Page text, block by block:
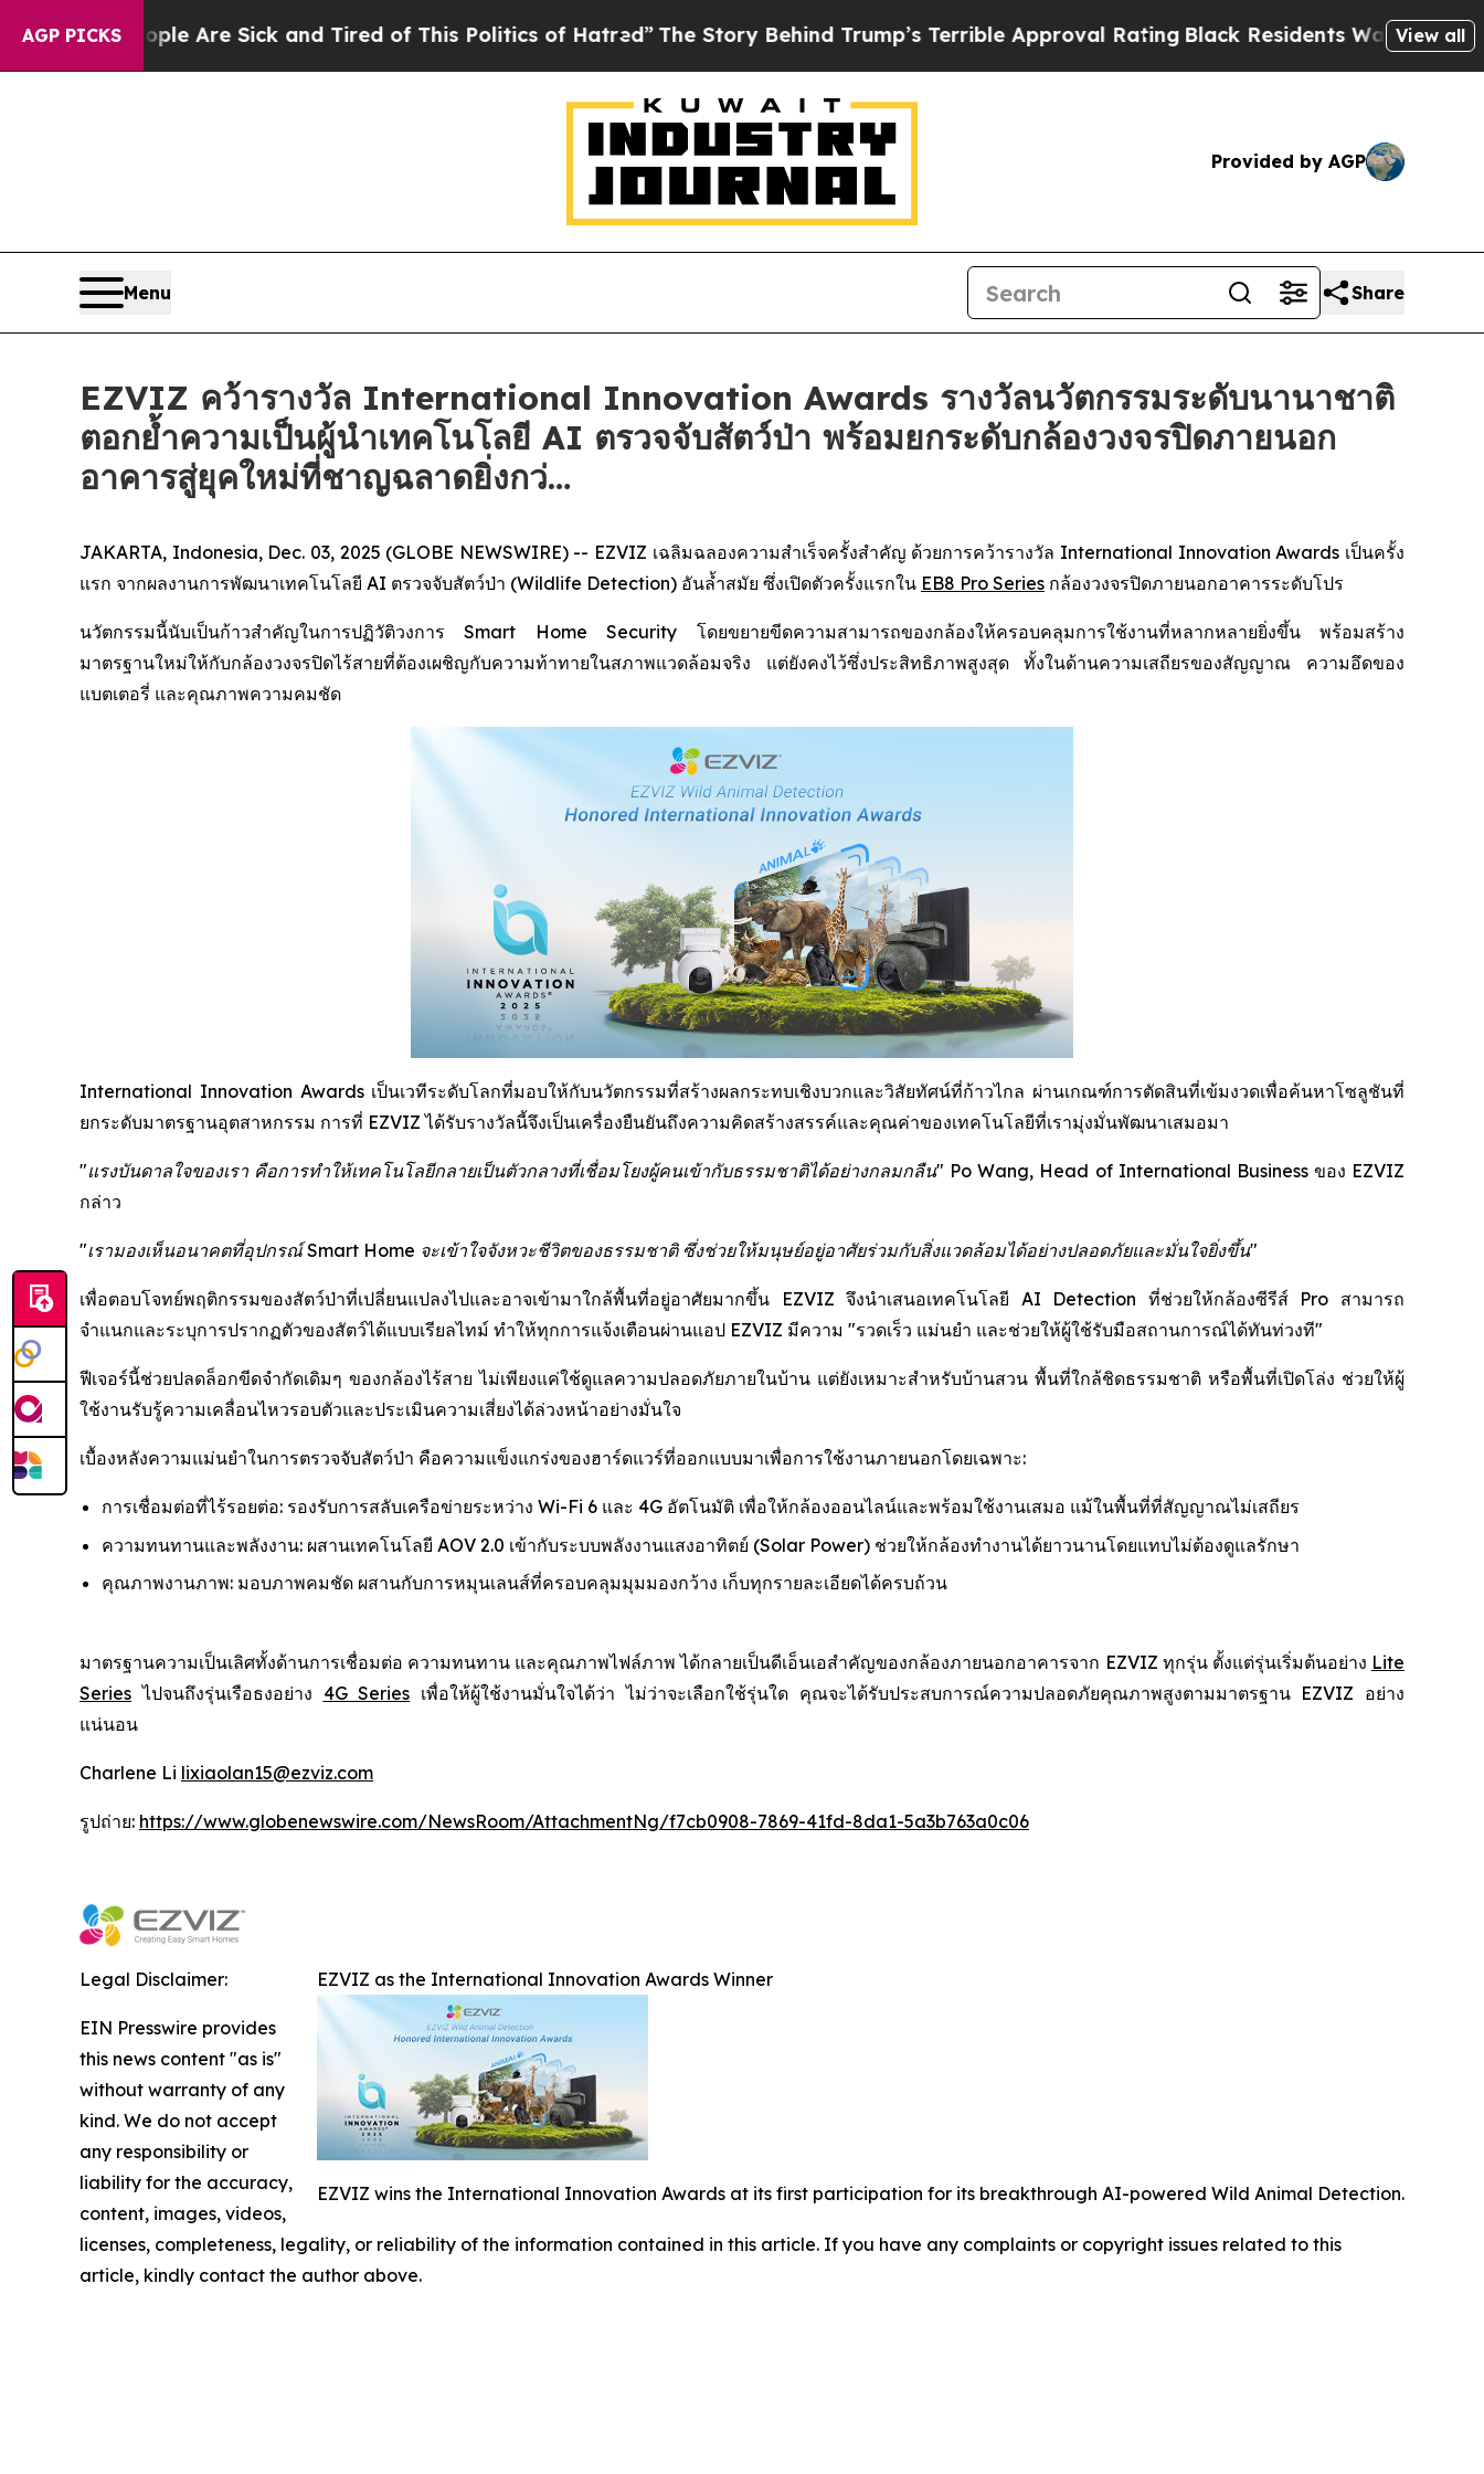
AGP PICKS
“People Are Sick and Tired of This Politics of Hatred” The Story Behind Trump’s Terrible Approval RatingBlack Residents Warned of Abusive
View all
Provided by AGP
Menu Share
EZVIZ คว้ารางวัล International Innovation Awards รางวัลนวัตกรรมระดับนานาชาติ
ตอกย้ำความเป็นผู้นำเทคโนโลยี AI ตรวจจับสัตว์ป่า พร้อมยกระดับกล้องวงจรปิดภายนอก
อาคารสู่ยุคใหม่ที่ชาญฉลาดยิ่งกว่…
JAKARTA, Indonesia, Dec. 03, 2025 (GLOBE NEWSWIRE) -- EZVIZ เฉลิมฉลองความสำเร็จครั้งสำคัญ ด้วยการคว้ารางวัล International Innovation Awards เป็นครั้ง
แรก จากผลงานการพัฒนาเทคโนโลยี AI ตรวจจับสัตว์ป่า (Wildlife Detection) อันล้ำสมัย ซึ่งเปิดตัวครั้งแรกใน EB8 Pro Series กล้องวงจรปิดภายนอกอาคารระดับโปร
นวัตกรรมนี้นับเป็นก้าวสำคัญในการปฏิวัติวงการ Smart Home Security โดยขยายขีดความสามารถของกล้องให้ครอบคลุมการใช้งานที่หลากหลายยิ่งขึ้น พร้อมสร้าง
มาตรฐานใหม่ให้กับกล้องวงจรปิดไร้สายที่ต้องเผชิญกับความท้าทายในสภาพแวดล้อมจริง แต่ยังคงไว้ซึ่งประสิทธิภาพสูงสุด ทั้งในด้านความเสถียรของสัญญาณ ความอึดของ
แบตเตอรี่ และคุณภาพความคมชัด
International Innovation Awards เป็นเวทีระดับโลกที่มอบให้กับนวัตกรรมที่สร้างผลกระทบเชิงบวกและวิสัยทัศน์ที่ก้าวไกล ผ่านเกณฑ์การตัดสินที่เข้มงวดเพื่อค้นหาโซลูชันที่
ยกระดับมาตรฐานอุตสาหกรรม การที่ EZVIZ ได้รับรางวัลนี้จึงเป็นเครื่องยืนยันถึงความคิดสร้างสรรค์และคุณค่าของเทคโนโลยีที่เรามุ่งมั่นพัฒนาเสมอมา
"แรงบันดาลใจของเรา คือการทำให้เทคโนโลยีกลายเป็นตัวกลางที่เชื่อมโยงผู้คนเข้ากับธรรมชาติได้อย่างกลมกลืน" Po Wang, Head of International Business ของ EZVIZ
กล่าว
"เรามองเห็นอนาคตที่อุปกรณ์ Smart Home จะเข้าใจจังหวะชีวิตของธรรมชาติ ซึ่งช่วยให้มนุษย์อยู่อาศัยร่วมกับสิ่งแวดล้อมได้อย่างปลอดภัยและมั่นใจยิ่งขึ้น"
เพื่อตอบโจทย์พฤติกรรมของสัตว์ป่าที่เปลี่ยนแปลงไปและอาจเข้ามาใกล้พื้นที่อยู่อาศัยมากขึ้น EZVIZ จึงนำเสนอเทคโนโลยี AI Detection ที่ช่วยให้กล้องซีรีส์ Pro สามารถ
จำแนกและระบุการปรากฏตัวของสัตว์ได้แบบเรียลไทม์ ทำให้ทุกการแจ้งเตือนผ่านแอป EZVIZ มีความ "รวดเร็ว แม่นยำ และช่วยให้ผู้ใช้รับมือสถานการณ์ได้ทันท่วงที"
ฟีเจอร์นี้ช่วยปลดล็อกขีดจำกัดเดิมๆ ของกล้องไร้สาย ไม่เพียงแค่ใช้ดูแลความปลอดภัยภายในบ้าน แต่ยังเหมาะสำหรับบ้านสวน พื้นที่ใกล้ชิดธรรมชาติ หรือพื้นที่เปิดโล่ง ช่วยให้ผู้
ใช้งานรับรู้ความเคลื่อนไหวรอบตัวและประเมินความเสี่ยงได้ล่วงหน้าอย่างมั่นใจ
เบื้องหลังความแม่นยำในการตรวจจับสัตว์ป่า คือความแข็งแกร่งของฮาร์ดแวร์ที่ออกแบบมาเพื่อการใช้งานภายนอกโดยเฉพาะ:
การเชื่อมต่อที่ไร้รอยต่อ: รองรับการสลับเครือข่ายระหว่าง Wi-Fi 6 และ 4G อัตโนมัติ เพื่อให้กล้องออนไลน์และพร้อมใช้งานเสมอ แม้ในพื้นที่ที่สัญญาณไม่เสถียร
ความทนทานและพลังงาน: ผสานเทคโนโลยี AOV 2.0 เข้ากับระบบพลังงานแสงอาทิตย์ (Solar Power) ช่วยให้กล้องทำงานได้ยาวนานโดยแทบไม่ต้องดูแลรักษา
คุณภาพงานภาพ: มอบภาพคมชัด ผสานกับการหมุนเลนส์ที่ครอบคลุมมุมมองกว้าง เก็บทุกรายละเอียดได้ครบถ้วน
มาตรฐานความเป็นเลิศทั้งด้านการเชื่อมต่อ ความทนทาน และคุณภาพไฟล์ภาพ ได้กลายเป็นดีเอ็นเอสำคัญของกล้องภายนอกอาคารจาก EZVIZ ทุกรุ่น ตั้งแต่รุ่นเริ่มต้นอย่าง Lite
Series ไปจนถึงรุ่นเรือธงอย่าง 4G Series เพื่อให้ผู้ใช้งานมั่นใจได้ว่า ไม่ว่าจะเลือกใช้รุ่นใด คุณจะได้รับประสบการณ์ความปลอดภัยคุณภาพสูงตามมาตรฐาน EZVIZ อย่าง
แน่นอน
Charlene Li lixiaolan15@ezviz.com
รูปถ่าย: https://www.globenewswire.com/NewsRoom/AttachmentNg/f7cb0908-7869-41fd-8da1-5a3b763a0c06
EZVIZ as the International Innovation Awards Winner
EZVIZ wins the International Innovation Awards at its first participation for its breakthrough AI-powered Wild Animal Detection.
Legal Disclaimer:
EIN Presswire provides
this news content "as is"
without warranty of any
kind. We do not accept
any responsibility or
liability for the accuracy,
content, images, videos,
licenses, completeness, legality, or reliability of the information contained in this article. If you have any complaints or copyright issues related to this
article, kindly contact the author above.